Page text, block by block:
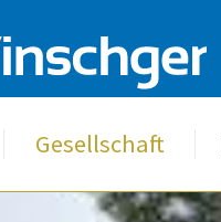
Gesellschaft